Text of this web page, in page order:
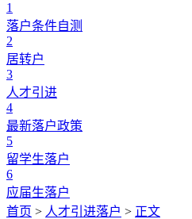
1
落户条件自测
2
居转户
3
人才引进
4
最新落户政策
5
留学生落户
6
应届生落户
首页 > 人才引进落户 > 正文